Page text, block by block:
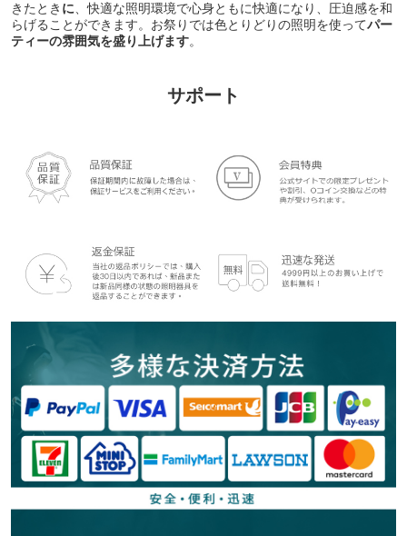
きたとき に 、快適な照明環境で心身ともに快適になり、圧迫感を和
らげることができます。お祭りでは色とりどりの照明を使ってパー
ティーの雰囲気を盛り上げます。
サポート